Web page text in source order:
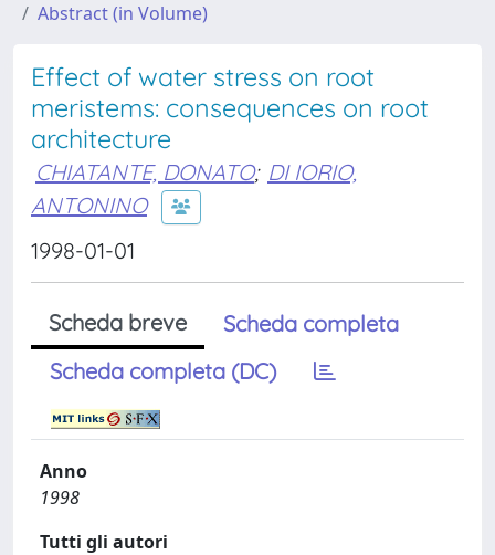
Abstract (in Volume)
Effect of water stress on root
meristems: consequences on root
architecture
CHIATANTE, DONATO; DI IORIO,
ANTONINO
1998-01-01
Scheda breve
Scheda completa
Scheda completa (DC)
Anno
1998
Tutti gli autori